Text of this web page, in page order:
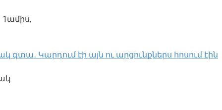
1ամիս,
Կարդում էի այն ու արցունքներս հոսում էին